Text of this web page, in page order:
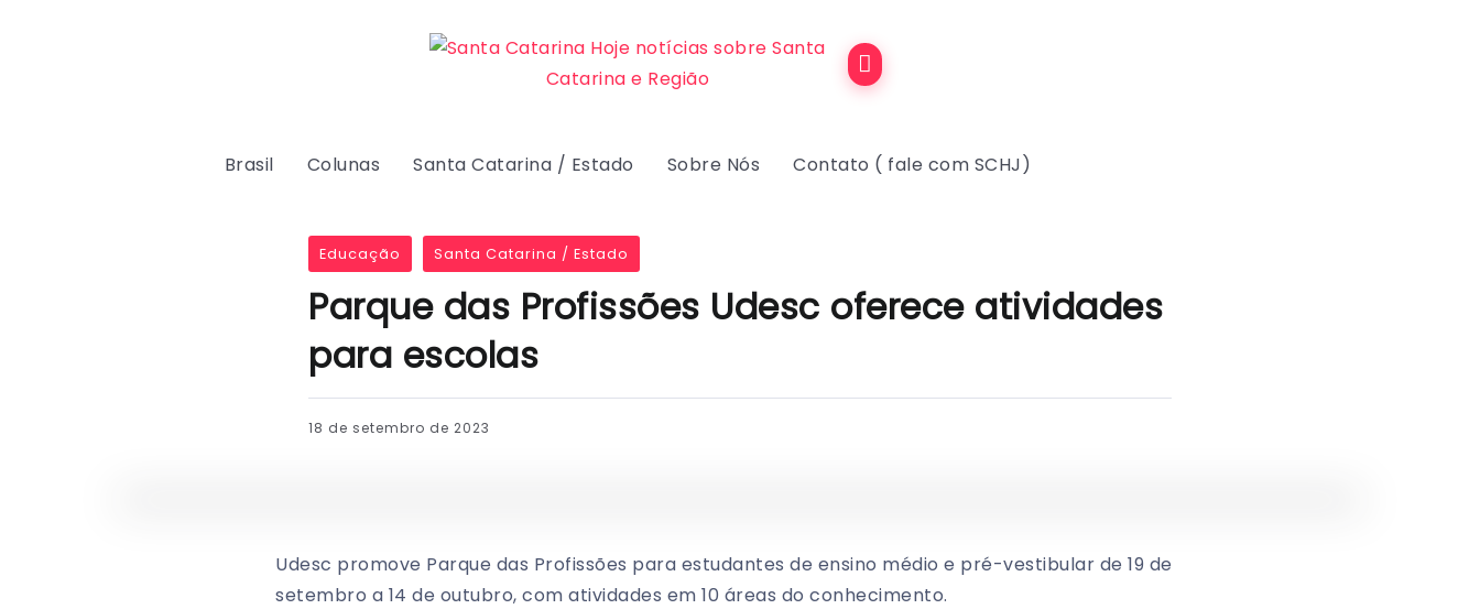
Brasil Colunas Santa Catarina / Estado Sobre Nós Contato ( fale com SCHJ)
Educação Santa Catarina / Estado
Parque das Profissões Udesc oferece atividades
para escolas
18 de setembro de 2023
Udesc promove Parque das Profissões para estudantes de ensino médio e pré-vestibular de 19 de
setembro a 14 de outubro, com atividades em 10 áreas do conhecimento.